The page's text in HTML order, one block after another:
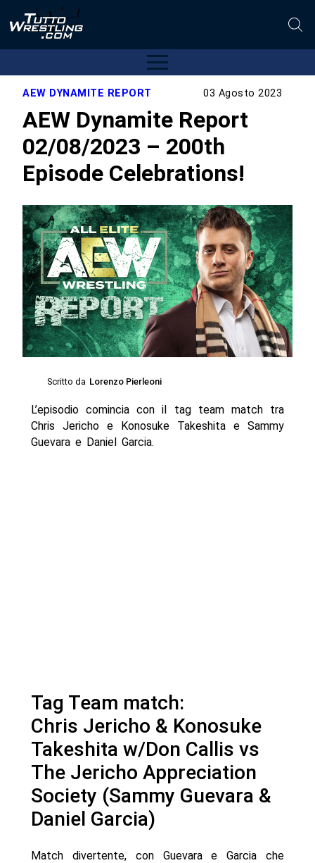
AEW DYNAMITE REPORT 03 Agosto 2023
AEW Dynamite Report
02/08/2023 – 200th
Episode Celebrations!
Scritto da Lorenzo Pierleoni
L’episodio comincia con il tag team match tra
Chris Jericho e Konosuke Takeshita e Sammy
Guevara e Daniel Garcia.
Tag Team match:
Chris Jericho & Konosuke
Takeshita w/Don Callis vs
The Jericho Appreciation
Society (Sammy Guevara &
Daniel Garcia)
Match divertente, con Guevara e Garcia che